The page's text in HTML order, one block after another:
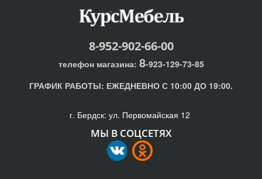
8-952-902-66-00
телефон магазина: 8-923-129-73-85
ГРАФИК РАБОТЫ: ЕЖЕДНЕВНО С 10:00 ДО 19:00.
г. Бердск: ул. Первомайская 12
МЫ В СОЦСЕТЯХ